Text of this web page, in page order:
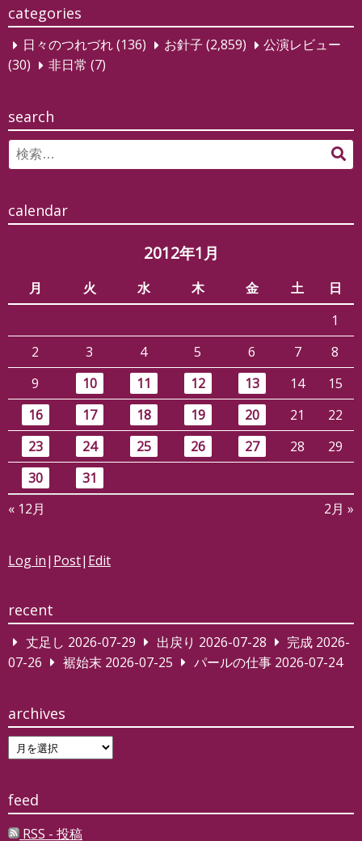
ー
シ
ョ
categories
日々のつれづれ(136) お針子 (2,859)
公演レビュー
(30)
非日常 (7)
search
Search
for:
検
calendar
2012年1月
月 火 水 木 金 土
日
1
2
3 4 5 6 7
8
9
10 11 12 13 14
15
16
17 18 19 20 21
22
23
24 25 26 27 28
29
30
31
« 12月
2月 »
Log in| Post| Edit
recent
丈足し 2026-07-29 出戻り 2026-07-28 完成 2026-
07-26
裾始末 2026-07-25 パールの仕事 2026-07-24
archives
archives
feed
RSS - 投稿